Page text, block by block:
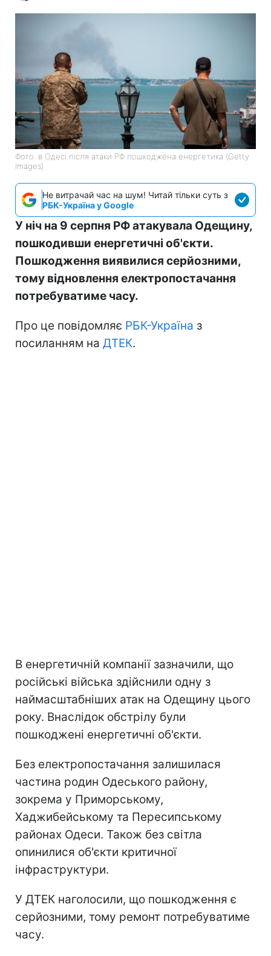
Фото: в Одесі після атаки РФ пошкоджена енергетика (Getty
Images)
Не витрачай час на шум! Читай тільки суть з
РБК-Україна у Google
У ніч на 9 серпня РФ атакувала Одещину,
пошкодивши енергетичні об'єкти.
Пошкодження виявилися серйозними,
тому відновлення електропостачання
потребуватиме часу.
Про це повідомляє РБК-Україна з
посиланням на ДТЕК.
В енергетичній компанії зазначили, що
російські війська здійснили одну з
наймасштабніших атак на Одещину цього
року. Внаслідок обстрілу були
пошкоджені енергетичні об'єкти.
Без електропостачання залишилася
частина родин Одеського району,
зокрема у Приморському,
Хаджибейському та Пересипському
районах Одеси. Також без світла
опинилися об'єкти критичної
інфраструктури.
У ДТЕК наголосили, що пошкодження є
серйозними, тому ремонт потребуватиме
часу.